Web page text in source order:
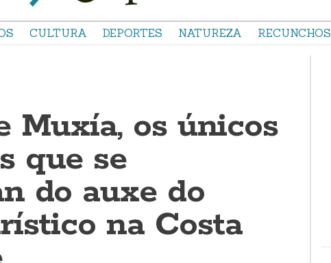
CULTURA DEPORTES NATUREZA RECUNCHOS
Muxía, os únicos
que se
do auxe do
na Costa